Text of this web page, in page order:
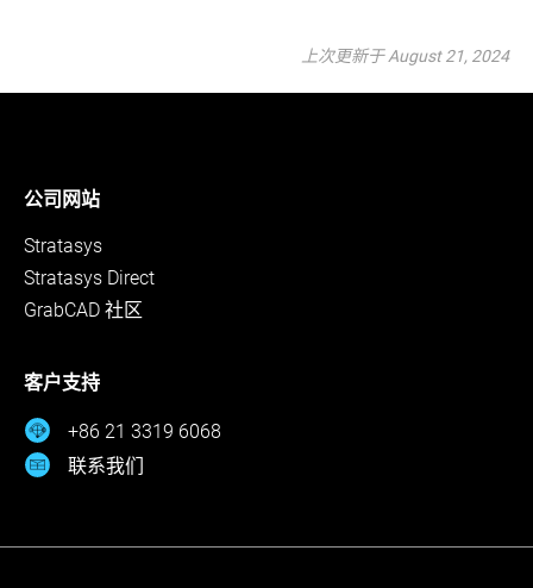
上次更新于 August 21, 2024
公司网站
Stratasys
Stratasys Direct
GrabCAD 社区
客户支持
+86 21 3319 6068
联系我们